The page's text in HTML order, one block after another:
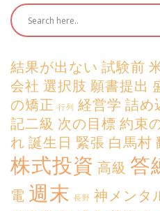
結果が出ない 試験前
会社 選択肢 願書提出
の矯正 行列 経営学 詰め
記二級 次の目標 約束
れ 誕生日 緊張 白馬村
株式投資 高級 答
電 週末 長野 神メンタ